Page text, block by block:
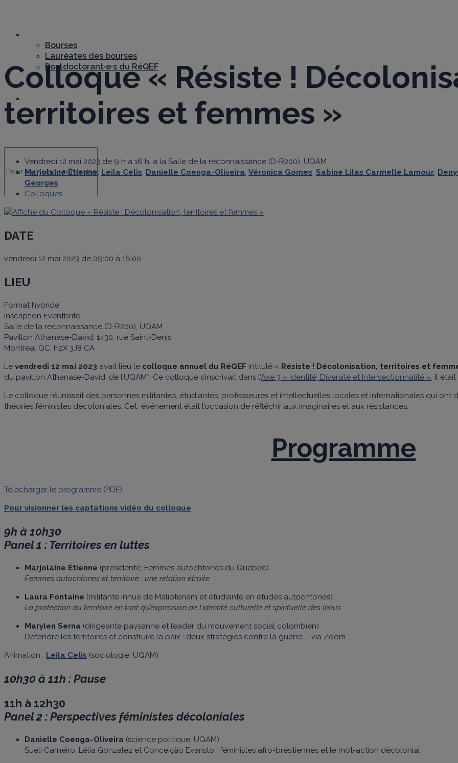
Bourses
Lauréates des bourses
Postdoctorant·e·s du RéQEF
Colloque « Résiste !
territoires et femmes »
Vendredi 12 mai 2023 de 9 h à 16 h, à la Salle de la reconnaissance (D-R200), UQAM
Marjolaine Étienne Leila Celis Danielle Coenga-Oliveira Véronica Gomes Sabine Lilas Carmelle Lamour
Georges
Colloques
DATE
vendredi 12 mai 2023 de 09:00 à 16:00
LIEU
Format hybride
Inscription Eventbrite
Salle de la reconnaissance (D-R200), UQAM
Pavillon Athanase-David, 1430, rue Saint-Denis
Montréal QC, H2X 3J8 CA
Le vendredi 12 mai 2023 avait lieu le colloque annuel du RéQEF intitulé « Résiste ! Décolonisation, territoires et
du pavillon Athanase-David, de l’UQAM*. Ce colloque s’inscrivait dans l’Axe 3 « Identité, Diversité et Intersectionnalité » . Il
Le colloque réunissait des personnes militantes, étudiantes, professeures et intellectuelles locales et internationales qui
théories féministes décoloniales. Cet événement était l’occasion de réfléchir aux imaginaires et aux résistances.
Programme
Télécharger le programme (PDF)
Pour visionner les captations vidéo du colloque
9h à 10h30
Panel 1 : Territoires en luttes
Marjolaine Étienne (présidente, Femmes autochtones du Québec)
Femmes autochtones et territoire : une relation étroite
Laura Fontaine (militante innue de Maliotenam et étudiante en études autochtones)
La protection du territoire en tant qu’expression de l’identité culturelle et spirituelle des Innus
Marylen Serna (dirigeante paysanne et leader du mouvement social colombien)
Défendre les territoires et construire la paix : deux stratégies contre la guerre – via Zoom
Animation : Leila Celis (sociologie, UQAM)
10h30 à 11h : Pause
11h à 12h30
Panel 2 : Perspectives féministes décoloniales
Danielle Coenga-Oliveira (science politique, UQAM)
Sueli Carneiro, Lélia Gonzalez et Conceição Evaristo : féministes afro-brésiliennes et le mot-action décolonial